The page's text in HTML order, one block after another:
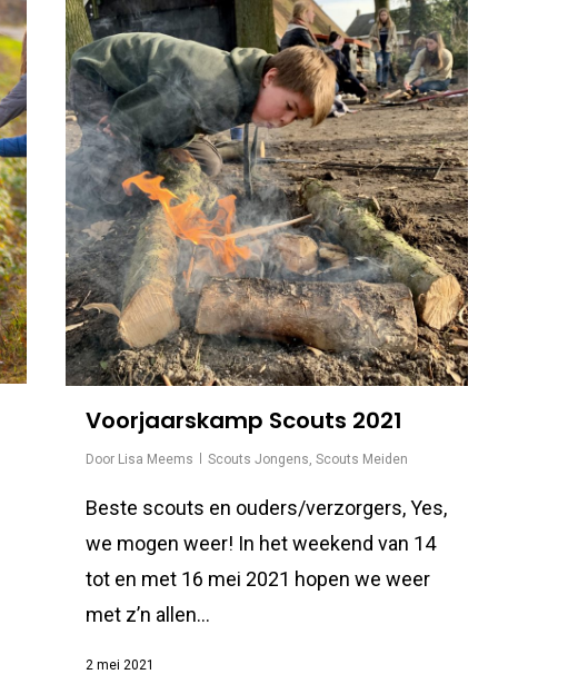
Voorjaarskamp Scouts 2021
Door Lisa Meems Scouts Jongens Scouts Meiden
Beste scouts en ouders/verzorgers, Yes,
we mogen weer! In het weekend van 14
tot en met 16 mei 2021 hopen we weer
met z’n allen…
2 mei 2021